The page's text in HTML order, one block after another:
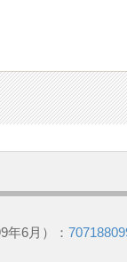
年6月）：